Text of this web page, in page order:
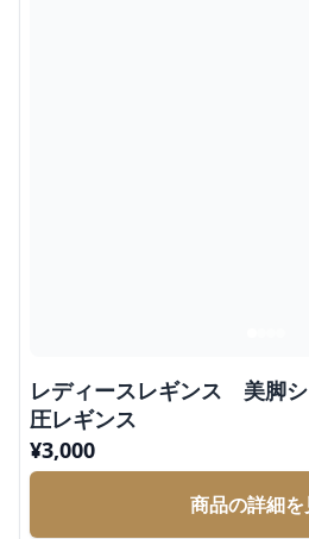
レディースレギンス 美脚
圧レギンス
¥3,000
商品の詳細を